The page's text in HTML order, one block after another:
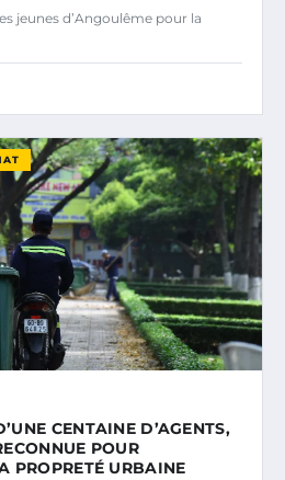
jeunes d’Angoulême pour la
CENTAINE D’AGENTS,
POUR
PROPRETÉ URBAINE